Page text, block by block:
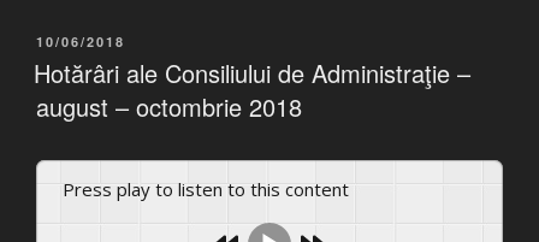
POSTED
ON
10/06/2018
Hotărâri ale Consiliului de Administraţie –
august – octombrie 2018
Press play to listen to this content